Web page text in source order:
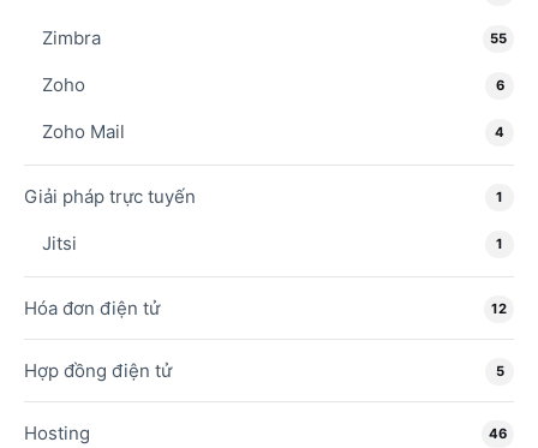
Zimbra 55
Zoho 6
Zoho Mail 4
Giải pháp trực tuyến 1
Jitsi 1
Hóa đơn điện tử 12
Hợp đồng điện tử 5
Hosting 46